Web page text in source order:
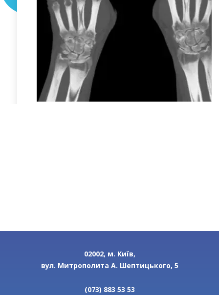
02002, м. Київ,
вул. Митрополита А. Шептицького, 5
(073) 883 53 53